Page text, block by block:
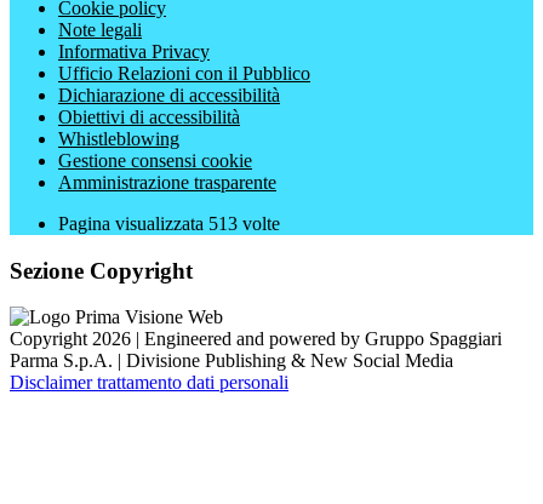
Cookie policy
Note legali
Informativa Privacy
Ufficio Relazioni con il Pubblico
Dichiarazione di accessibilità
Obiettivi di accessibilità
Whistleblowing
Gestione consensi cookie
Amministrazione trasparente
Pagina visualizzata 513 volte
Sezione Copyright
Copyright 2026 | Engineered and powered by Gruppo Spaggiari
Parma S.p.A. | Divisione Publishing & New Social Media
Disclaimer trattamento dati personali